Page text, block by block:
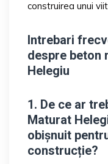
construirea unui
Intrebari
despre beton
Helegiu
1. De ce ar
Maturat
obișnuit
construcție?